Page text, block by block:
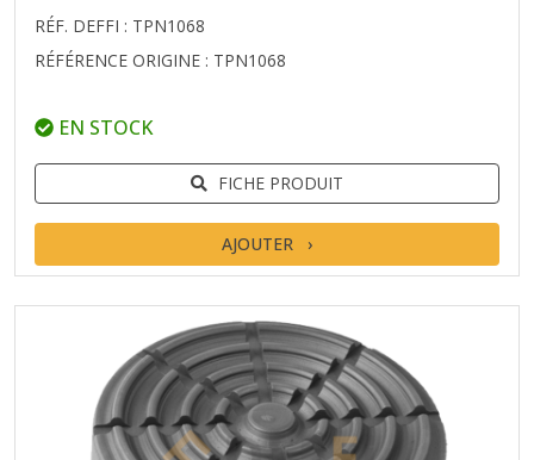
RÉF. DEFFI : TPN1068
RÉFÉRENCE ORIGINE : TPN1068
EN STOCK
FICHE PRODUIT
AJOUTER